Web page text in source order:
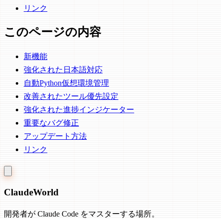
リンク
このページの内容
新機能
強化された日本語対応
自動Python仮想環境管理
改善されたツール優先設定
強化された進捗インジケーター
重要なバグ修正
アップデート方法
リンク
ClaudeWorld
開発者が Claude Code をマスターする場所。